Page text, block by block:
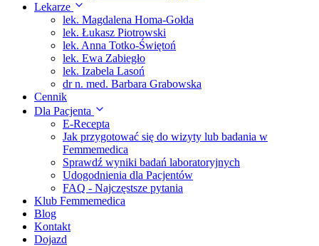
Lekarze
lek. Magdalena Homa-Gołda
lek. Łukasz Piotrowski
lek. Anna Totko-Świętoń
lek. Ewa Zabiegło
lek. Izabela Lasoń
dr n. med. Barbara Grabowska
Cennik
Dla Pacjenta
E-Recepta
Jak przygotować się do wizyty lub badania w
Femmemedica
Sprawdź wyniki badań laboratoryjnych
Udogodnienia dla Pacjentów
FAQ - Najczęstsze pytania
Klub Femmemedica
Blog
Kontakt
Dojazd